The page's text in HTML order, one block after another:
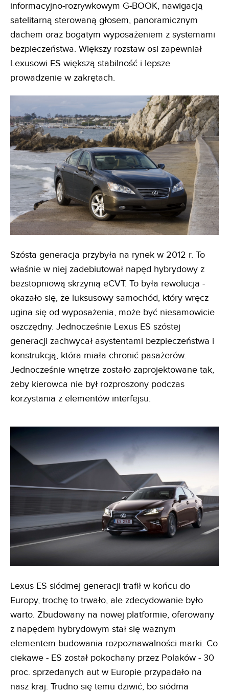
informacyjno-rozrywkowym G-BOOK, nawigacją
satelitarną sterowaną głosem, panoramicznym
dachem oraz bogatym wyposażeniem z systemami
bezpieczeństwa. Większy rozstaw osi zapewniał
Lexusowi ES większą stabilność i lepsze
prowadzenie w zakrętach.
Szósta generacja przybyła na rynek w 2012 r. To
właśnie w niej zadebiutował napęd hybrydowy z
bezstopniową skrzynią eCVT. To była rewolucja -
okazało się, że luksusowy samochód, który wręcz
ugina się od wyposażenia, może być niesamowicie
oszczędny. Jednocześnie Lexus ES szóstej
generacji zachwycał asystentami bezpieczeństwa i
konstrukcją, która miała chronić pasażerów.
Jednocześnie wnętrze zostało zaprojektowane tak,
żeby kierowca nie był rozproszony podczas
korzystania z elementów interfejsu.
Lexus ES siódmej generacji trafił w końcu do
Europy, trochę to trwało, ale zdecydowanie było
warto. Zbudowany na nowej platformie, oferowany
z napędem hybrydowym stał się ważnym
elementem budowania rozpoznawalności marki. Co
ciekawe - ES został pokochany przez Polaków - 30
proc. sprzedanych aut w Europie przypadało na
nasz kraj. Trudno się temu dziwić, bo siódma